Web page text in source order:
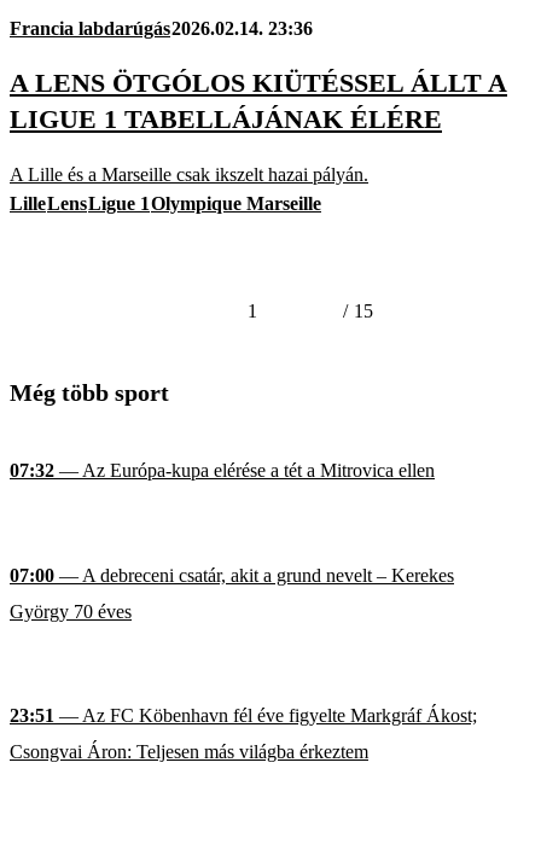
Francia labdarúgás2026.02.14. 23:36
A LENS ÖTGÓLOS KIÜTÉSSEL ÁLLT A
LIGUE 1 TABELLÁJÁNAK ÉLÉRE
A Lille és a Marseille csak ikszelt hazai pályán.
LilleLensLigue 1Olympique Marseille
1 / 15
Még több sport
07:32 — Az Európa-kupa elérése a tét a Mitrovica ellen
07:00 — A debreceni csatár, akit a grund nevelt – Kerekes
György 70 éves
23:51 — Az FC Köbenhavn fél éve figyelte Markgráf Ákost;
Csongvai Áron: Teljesen más világba érkeztem